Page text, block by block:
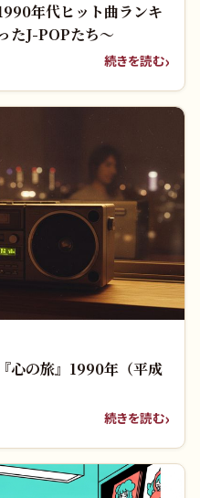
年代ヒット曲ランキ
たJ-POPたち～
続きを読む
心の旅』1990年（平成
続きを読む